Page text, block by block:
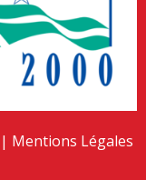
Mentions Légales